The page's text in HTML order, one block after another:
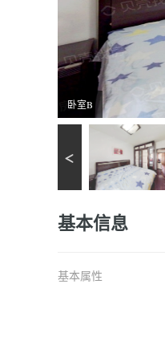
卧室B
基本信息
基本属性